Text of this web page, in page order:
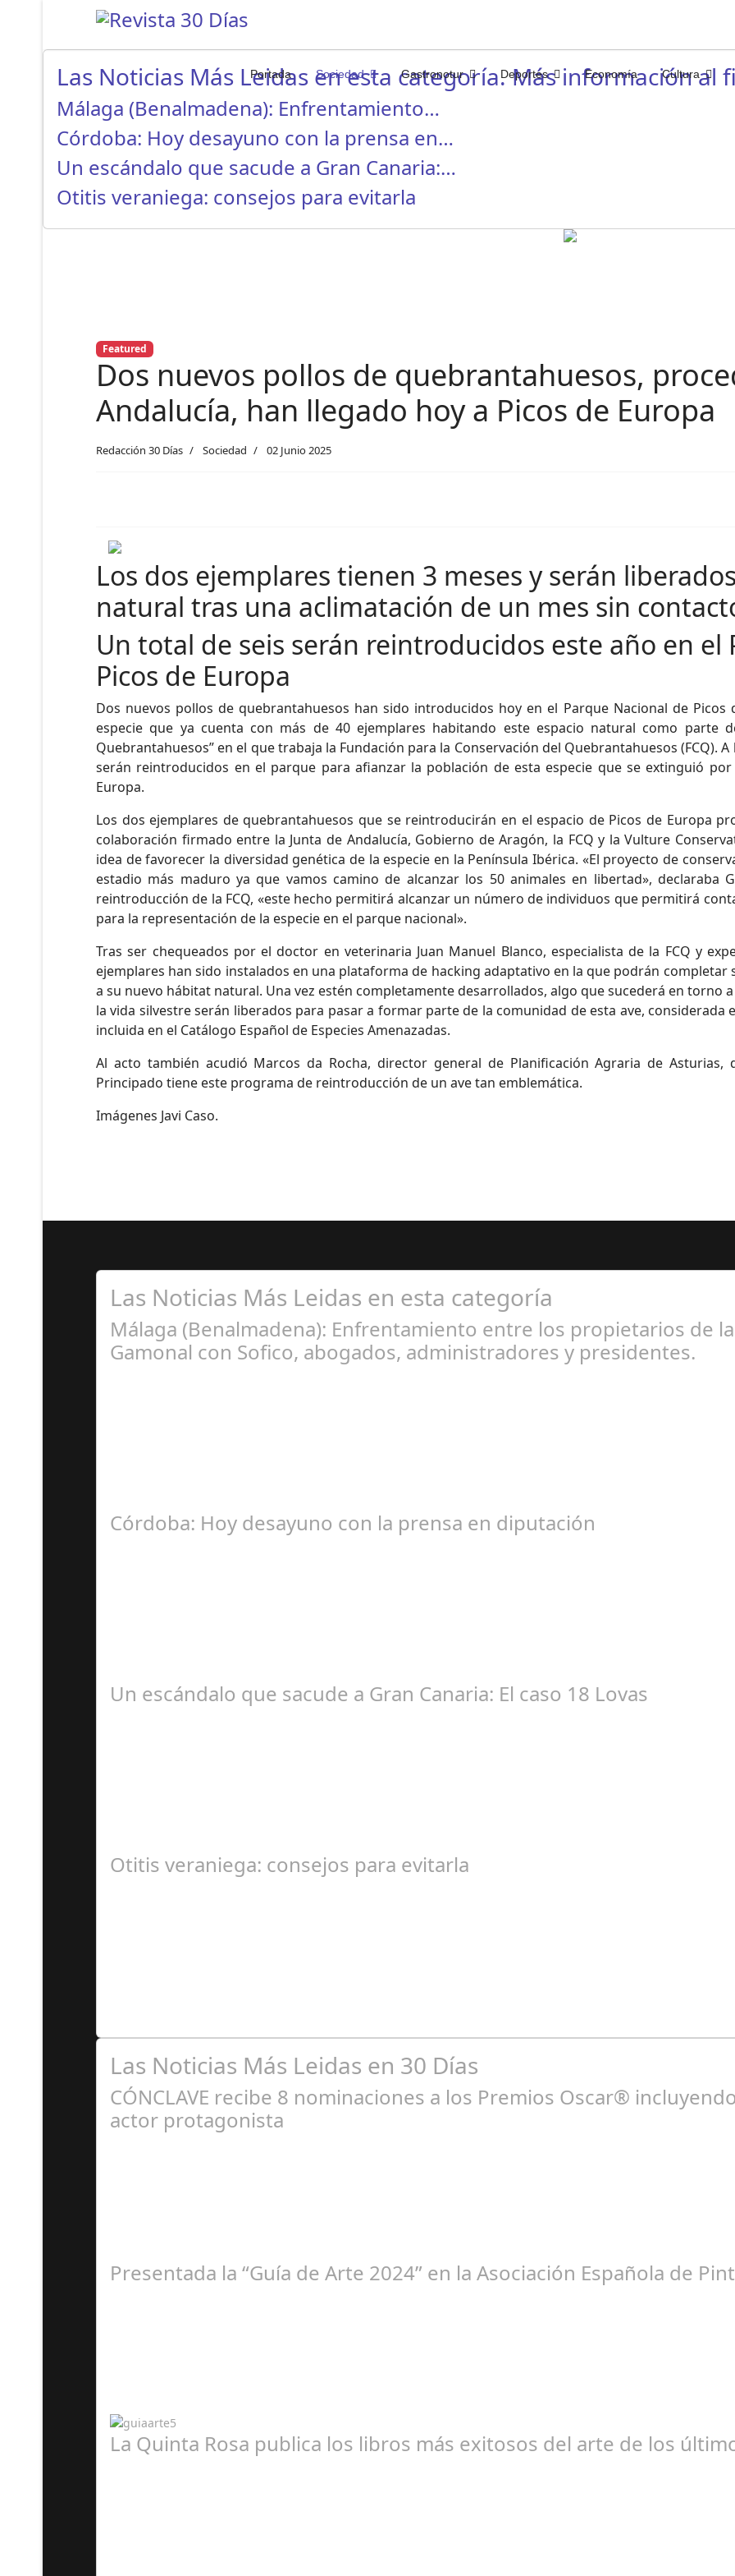
Portada Sociedad Gastronotur Deportes Economía Cultura
Las Noticias Más Leidas en esta categoría. Más información al
Málaga (Benalmadena): Enfrentamiento…
Córdoba: Hoy desayuno con la prensa en…
Un escándalo que sacude a Gran Canaria:…
Otitis veraniega: consejos para evitarla
Featured
Dos nuevos pollos de quebrantahuesos,
Andalucía, han llegado hoy a Picos de Europa
Redacción 30 Días Sociedad 02 Junio 2025
Los dos ejemplares tienen 3 meses y serán
natural tras una aclimatación de un mes sin
Un total de seis serán reintroducidos este año en el
Picos de Europa
Dos nuevos pollos de quebrantahuesos han sido introducidos hoy en el Parque Nacional de
especie que ya cuenta con más de 40 ejemplares habitando este espacio natural como parte
Quebrantahuesos” en el que trabaja la Fundación para la Conservación del Quebrantahuesos (FCQ).
serán reintroducidos en el parque para afianzar la población de esta especie que se extinguió
Europa.
Los dos ejemplares de quebrantahuesos que se reintroducirán en el espacio de Picos de Europa
colaboración firmado entre la Junta de Andalucía, Gobierno de Aragón, la FCQ y la Vulture
idea de favorecer la diversidad genética de la especie en la Península Ibérica. «El proyecto de
estadio más maduro ya que vamos camino de alcanzar los 50 animales en libertad», declaraba
reintroducción de la FCQ, «este hecho permitirá alcanzar un número de individuos que permitirá
para la representación de la especie en el parque nacional».
Tras ser chequeados por el doctor en veterinaria Juan Manuel Blanco, especialista de la FCQ y
ejemplares han sido instalados en una plataforma de hacking adaptativo en la que podrán
a su nuevo hábitat natural. Una vez estén completamente desarrollados, algo que sucederá en torno
la vida silvestre serán liberados para pasar a formar parte de la comunidad de esta ave,
incluida en el Catálogo Español de Especies Amenazadas.
Al acto también acudió Marcos da Rocha, director general de Planificación Agraria de
Principado tiene este programa de reintroducción de un ave tan emblemática.
Imágenes Javi Caso.
Las Noticias Más Leidas en esta categoría
Málaga (Benalmadena): Enfrentamiento entre los propietarios de
Gamonal con Sofico, abogados, administradores y presidentes.
Córdoba: Hoy desayuno con la prensa en diputación
Un escándalo que sacude a Gran Canaria: El caso 18 Lovas
Otitis veraniega: consejos para evitarla
Las Noticias Más Leidas en 30 Días
CÓNCLAVE recibe 8 nominaciones a los Premios Oscar®
actor protagonista
Presentada la “Guía de Arte 2024” en la Asociación Española de
La Quinta Rosa publica los libros más exitosos del arte de los